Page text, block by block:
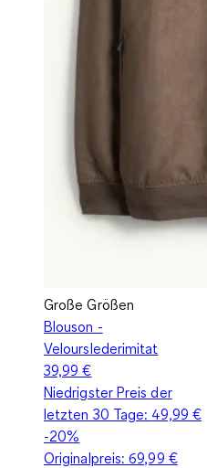
Große Größen
Blouson -
Velourslederimitat
39,99 €
Niedrigster Preis der
letzten 30 Tage: 49,99 €
-20%
Originalpreis:69,99 €